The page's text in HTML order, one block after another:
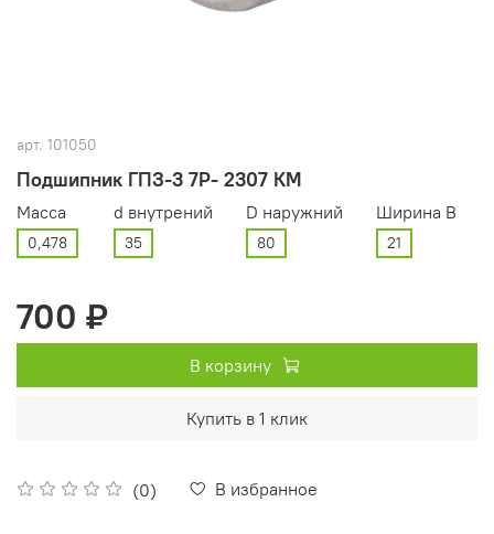
арт. 101050
Подшипник ГПЗ-3 7Р- 2307 КМ
(0) В избранное
Масса
0,478
d внутрений
35
D наружний
80
Ширина В
21
700 ₽
В корзину
Купить в 1 клик